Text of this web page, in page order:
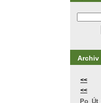
Archiv
<<
<<
Po Út